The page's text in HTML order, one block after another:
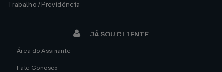
Trabalho / Previdência
JÁ SOU CLIENTE
Área do Assinante
Fale Conosco